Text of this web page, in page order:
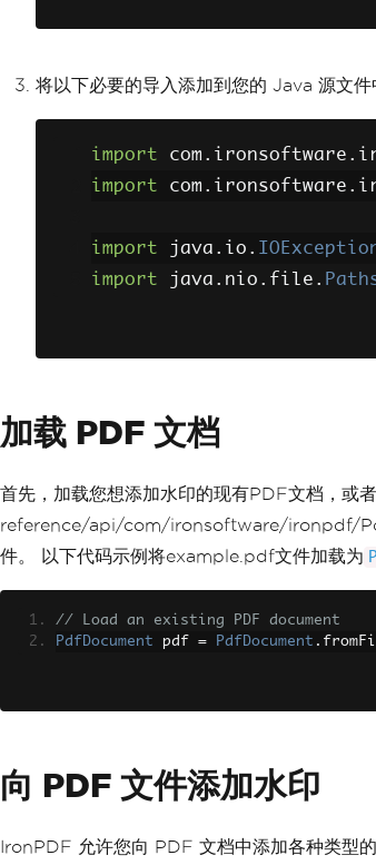
将以下必要的导入添加到您的 Java 源文件
import com . ironsoftware .
import com . ironsoftware .
import java . io .
import java . nio . file .
加载 PDF 文档
首先，加载您想添加水印的现有PDF文档，或
reference/api/com/ironsoftware/ironpdf/
件。 以下代码示例将example.pdf文件加载为
// Load an existing PDF document
PdfDocument pdf = PdfDocument .
向 PDF 文件添加水印
IronPDF 允许您向 PDF 文档中添加各种类型